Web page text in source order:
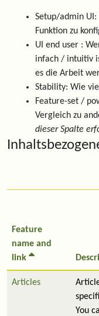
Setup/admin
Funktion zu
UI end user :
infach / intuitiv
es die Arbeit
Stability: Wie
Feature-set /
Vergleich zu
dieser Spalte
Feature
name and
link
Articles
You